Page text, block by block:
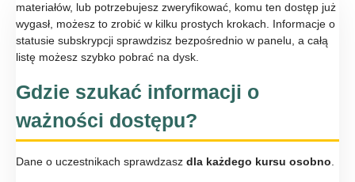
materiałów, lub potrzebujesz zweryfikować, komu ten dostęp już
wygasł, możesz to zrobić w kilku prostych krokach. Informacje o
statusie subskrypcji sprawdzisz bezpośrednio w panelu, a całą
listę możesz szybko pobrać na dysk.
Gdzie szukać informacji o
ważności dostępu?
Dane o uczestnikach sprawdzasz dla każdego kursu osobno